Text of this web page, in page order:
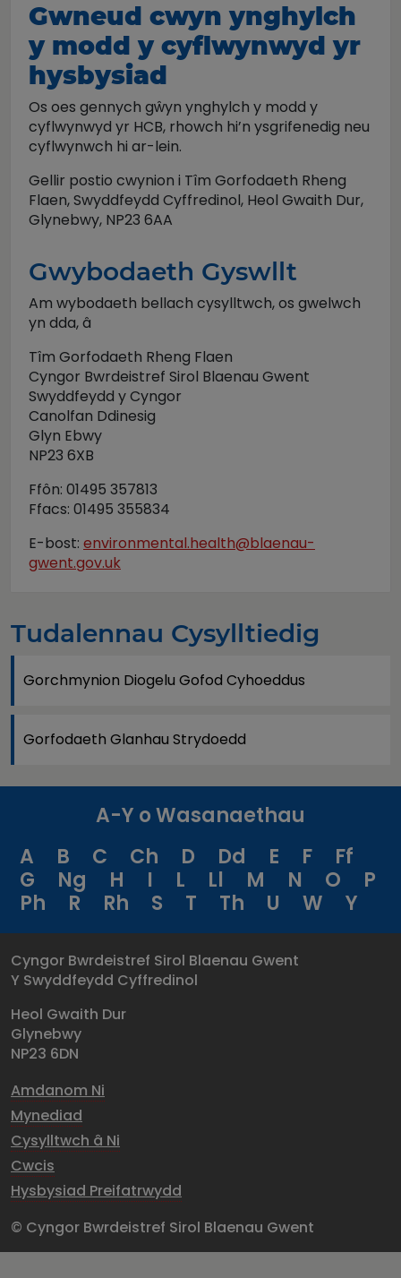
Gwneud cwyn ynghylch
y modd y cyflwynwyd yr
hysbysiad
Os oes gennych gŵyn ynghylch y modd y
cyflwynwyd yr HCB, rhowch hi’n ysgrifenedig neu
cyflwynwch hi ar-lein.
Gellir postio cwynion i Tîm Gorfodaeth Rheng
Flaen, Swyddfeydd Cyffredinol, Heol Gwaith Dur,
Glynebwy, NP23 6AA
Gwybodaeth Gyswllt
Am wybodaeth bellach cysylltwch, os gwelwch
yn dda, â
Tîm Gorfodaeth Rheng Flaen
Cyngor Bwrdeistref Sirol Blaenau Gwent
Swyddfeydd y Cyngor
Canolfan Ddinesig
Glyn Ebwy
NP23 6XB
Ffôn: 01495 357813
Ffacs: 01495 355834
E-bost: environmental.health@blaenau-
gwent.gov.uk
Tudalennau Cysylltiedig
Gorchmynion Diogelu Gofod Cyhoeddus
Gorfodaeth Glanhau Strydoedd
A-Y o Wasanaethau
A
B C Ch D Dd E F
Ff
G
Ng H I L Ll M N O
P
Ph
R Rh S T Th U W Y
Cyngor Bwrdeistref Sirol Blaenau Gwent
Y Swyddfeydd Cyffredinol
Heol Gwaith Dur
Glynebwy
NP23 6DN
Amdanom Ni
Mynediad
Cysylltwch â Ni
Cwcis
Hysbysiad Preifatrwydd
© Cyngor Bwrdeistref Sirol Blaenau Gwent